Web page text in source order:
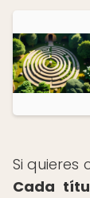
Si
Cada